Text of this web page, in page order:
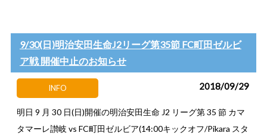
9/30(日)明治安田生命J2リーグ第35節 FC町田ゼルビ
ア戦 開催中止のお知らせ
INFO 2018/09/29
明日 9 月 30 日(日)開催の明治安田生命 J2 リーグ第 35 節 カマ
タマーレ讃岐 vs FC町田ゼルビア(14:00キックオフ/Pikara スタ